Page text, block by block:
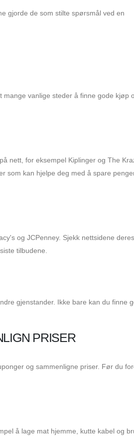
gjorde de som stilte spørsmål ved en
vanlige steder å finne gode kjøp
nett, for eksempel Kiplinger og The
som kan hjelpe deg med å spare
og JCPenney. Sjekk nettsidene
tilbudene.
gjenstander. Ikke bare kan du finne
PRISER
og sammenligne priser. Før du
å lage mat hjemme, kutte kabel og